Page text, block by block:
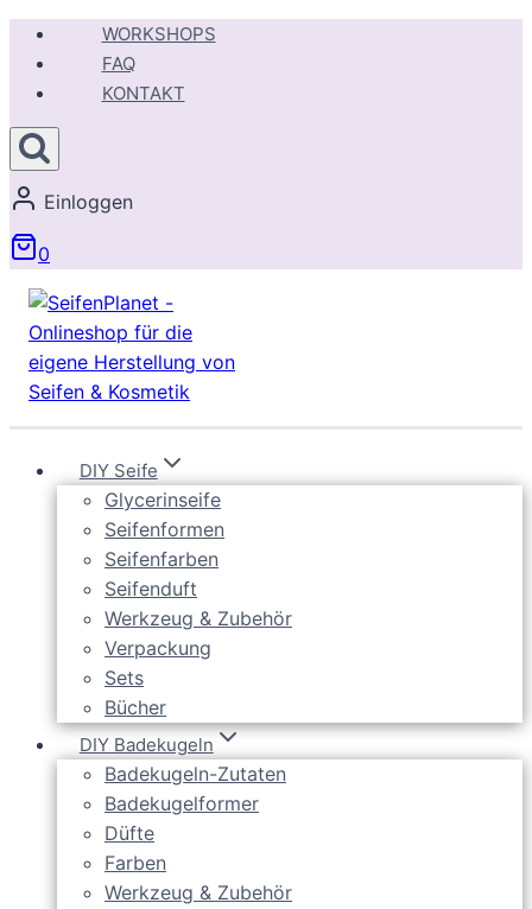
Zum
Inhalt
springen
WORKSHOPS
FAQ
KONTAKT
Einloggen
0
DIY Seife
Glycerinseife
Seifenformen
Seifenfarben
Seifenduft
Werkzeug & Zubehör
Verpackung
Sets
Bücher
DIY Badekugeln
Badekugeln-Zutaten
Badekugelformer
Düfte
Farben
Werkzeug & Zubehör